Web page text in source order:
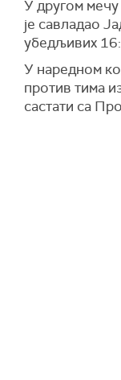
У другом
је савладао
убедљивих
У наредном
против тима
састати са